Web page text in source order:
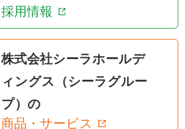
採用情報
株式会社シーラホールデ
ィングス（シーラグルー
プ）の
商品・サービス